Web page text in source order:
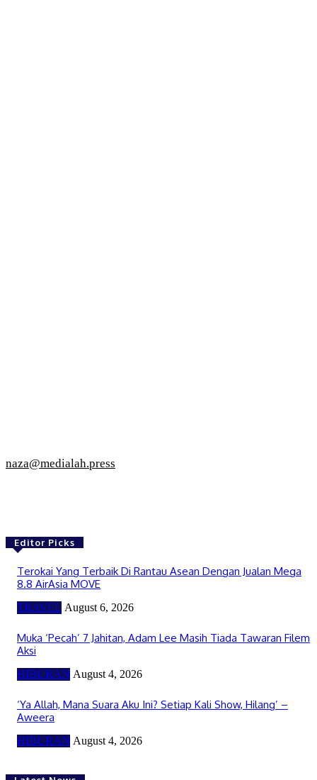
naza@medialah.press
Editor Picks
Terokai Yang Terbaik Di Rantau Asean Dengan Jualan Mega
8.8 AirAsia MOVE
TRAVEL August 6, 2026
Muka ‘Pecah’ 7 Jahitan, Adam Lee Masih Tiada Tawaran Filem
Aksi
HIBURAN August 4, 2026
‘Ya Allah, Mana Suara Aku Ini? Setiap Kali Show, Hilang’ –
Aweera
HIBURAN August 4, 2026